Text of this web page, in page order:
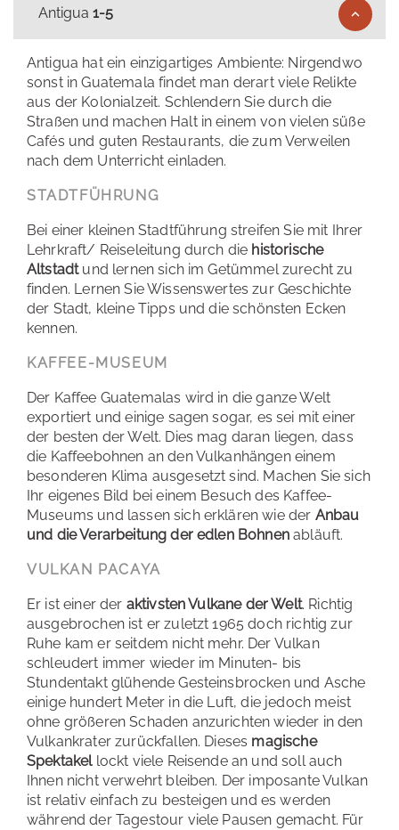
Antigua 1-5
Antigua hat ein einzigartiges Ambiente: Nirgendwo
sonst in Guatemala findet man derart viele Relikte
aus der Kolonialzeit. Schlendern Sie durch die
Straßen und machen Halt in einem von vielen süße
Cafés und guten Restaurants, die zum Verweilen
nach dem Unterricht einladen.
STADTFÜHRUNG
Bei einer kleinen Stadtführung streifen Sie mit Ihrer
Lehrkraft/ Reiseleitung durch die historische
Altstadtund lernen sich im Getümmel zurecht zu
finden. Lernen Sie Wissenswertes zur Geschichte
der Stadt, kleine Tipps und die schönsten Ecken
kennen.
KAFFEE-MUSEUM
Der Kaffee Guatemalas wird in die ganze Welt
exportiert und einige sagen sogar, es sei mit einer
der besten der Welt. Dies mag daran liegen, dass
die Kaffeebohnen an den Vulkanhängen einem
besonderen Klima ausgesetzt sind. Machen Sie sich
Ihr eigenes Bild bei einem Besuch des Kaffee-
Museums und lassen sich erklären wie der Anbau
und die Verarbeitung der edlen Bohnenabläuft.
VULKAN PACAYA
Er ist einer der aktivsten Vulkane der Welt. Richtig
ausgebrochen ist er zuletzt 1965 doch richtig zur
Ruhe kam er seitdem nicht mehr. Der Vulkan
schleudert immer wieder im Minuten- bis
Stundentakt glühende Gesteinsbrocken und Asche
einige hundert Meter in die Luft, die jedoch meist
ohne größeren Schaden anzurichten wieder in den
Vulkankrater zurückfallen. Dieses magische
Spektakel lockt viele Reisende an und soll auch
Ihnen nicht verwehrt bleiben. Der imposante Vulkan
ist relativ einfach zu besteigen und es werden
während der Tagestour viele Pausen gemacht. Für